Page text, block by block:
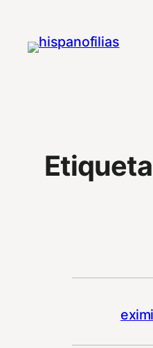
contenido